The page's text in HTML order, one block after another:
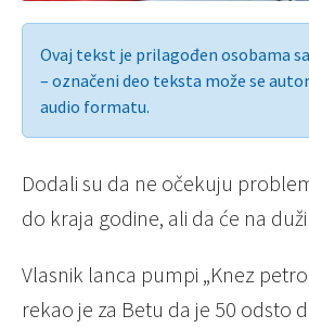
Ovaj tekst je prilagođen osobama
– označeni deo teksta može se
audio formatu.
Dodali su da ne očekuju
do kraja godine, ali da će na
Vlasnik lanca pumpi „Knez
rekao je za Betu da je 50 odsto